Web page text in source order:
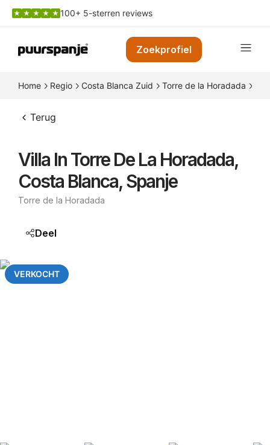
100+ 5-sterren reviews
Zoekprofiel
Home Regio Costa Blanca Zuid Torre de la Horadada
Terug
Villa In Torre De La Horadada,
Costa Blanca, Spanje
Torre de la Horadada
Deel
VERKOCHT